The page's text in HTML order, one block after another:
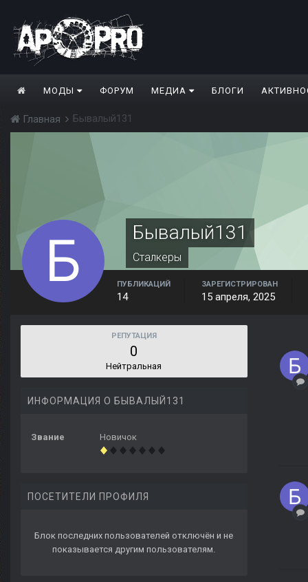
МОДЫ ФОРУМ МЕДИА БЛОГИ
Главная Бывалый131
Бывалый131
Сталкеры
ПУБЛИКАЦИЙ
14
ЗАРЕГИСТРИРОВАН
15 апреля, 2025
РЕПУТАЦИЯ
0
Нейтральная
ИНФОРМАЦИЯ О БЫВАЛЫЙ131
Звание Новичок
ПОСЕТИТЕЛИ ПРОФИЛЯ
Блок последних пользователей отключён и не
показывается другим пользователям.